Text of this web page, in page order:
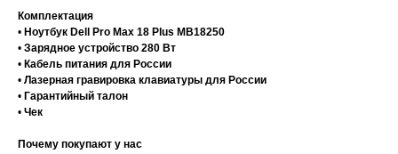
Комплектация
• Ноутбук Dell Pro Max 18 Plus MB18250
• Зарядное устройство 280 Вт
• Кабель питания для России
• Лазерная гравировка клавиатуры для России
• Гарантийный талон
• Чек
Почему покупают у нас